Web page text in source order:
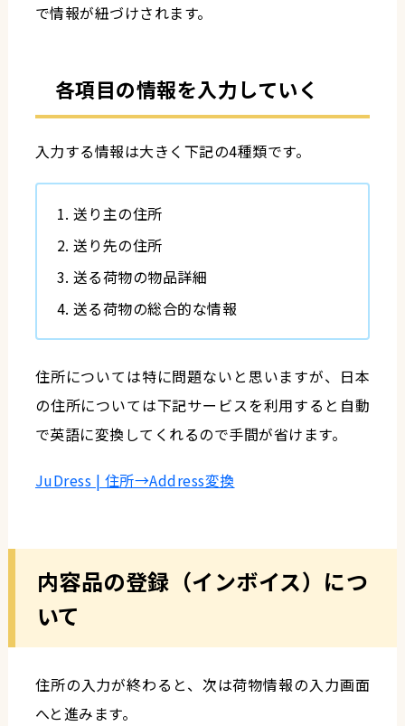
で情報が紐づけされます。
各項目の情報を入力していく
入力する情報は大きく下記の4種類です。
送り主の住所
送り先の住所
送る荷物の物品詳細
送る荷物の総合的な情報
住所については特に問題ないと思いますが、日本
の住所については下記サービスを利用すると自動
で英語に変換してくれるので手間が省けます。
JuDress | 住所→Address変換
内容品の登録（インボイス）につ
いて
住所の入力が終わると、次は荷物情報の入力画面
へと進みます。